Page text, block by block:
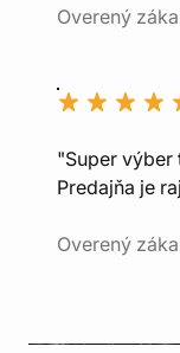
Overený
"Super výber
Predajňa je
Overený